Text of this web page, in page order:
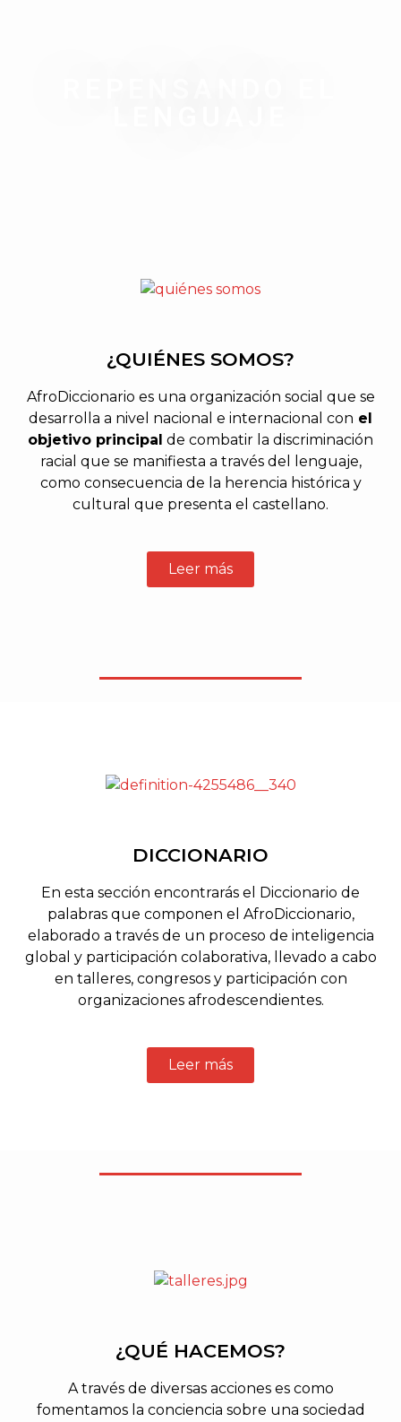
¿QUIÉNES SOMOS?
AfroDiccionario es una organización social que se
desarrolla a nivel nacional e internacional con el
objetivo principal de combatir la discriminación
racial que se manifiesta a través del lenguaje,
como consecuencia de la herencia histórica y
cultural que presenta el castellano.
Leer más
DICCIONARIO
En esta sección encontrarás el Diccionario de
palabras que componen el AfroDiccionario,
elaborado a través de un proceso de inteligencia
global y participación colaborativa, llevado a cabo
en talleres, congresos y participación con
organizaciones afrodescendientes.
Leer más
¿QUÉ HACEMOS?
A través de diversas acciones es como
fomentamos la conciencia sobre una sociedad